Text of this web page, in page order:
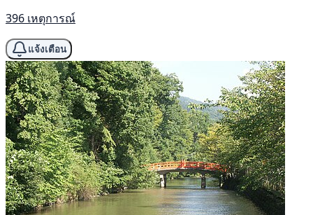
396 เหตุการณ์
แจ้งเตือน